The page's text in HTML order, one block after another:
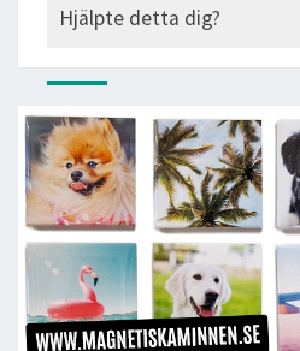
Hjälpte detta dig?